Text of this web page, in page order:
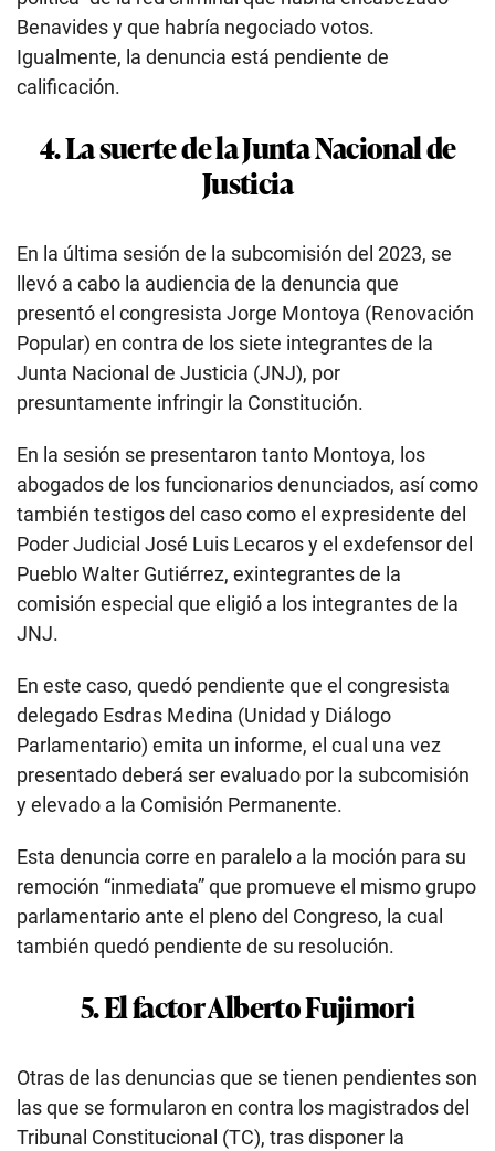
Benavides y que habría negociado votos.
Igualmente, la denuncia está pendiente de
calificación.
4. La suerte de la Junta Nacional de
Justicia
En la última sesión de la subcomisión del 2023, se
llevó a cabo la audiencia de la denuncia que
presentó el congresista Jorge Montoya (Renovación
Popular) en contra de los siete integrantes de la
Junta Nacional de Justicia (JNJ), por
presuntamente infringir la Constitución.
En la sesión se presentaron tanto Montoya, los
abogados de los funcionarios denunciados, así como
también testigos del caso como el expresidente del
Poder Judicial José Luis Lecaros y el exdefensor del
Pueblo Walter Gutiérrez, exintegrantes de la
comisión especial que eligió a los integrantes de la
JNJ.
En este caso, quedó pendiente que el congresista
delegado Esdras Medina (Unidad y Diálogo
Parlamentario) emita un informe, el cual una vez
presentado deberá ser evaluado por la subcomisión
y elevado a la Comisión Permanente.
Esta denuncia corre en paralelo a la moción para su
remoción “inmediata” que promueve el mismo grupo
parlamentario ante el pleno del Congreso, la cual
también quedó pendiente de su resolución.
5. El factor Alberto Fujimori
Otras de las denuncias que se tienen pendientes son
las que se formularon en contra los magistrados del
Tribunal Constitucional (TC), tras disponer la